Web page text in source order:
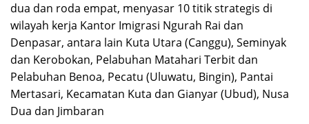
dua dan roda empat, menyasar 10 titik strategis di
wilayah kerja Kantor Imigrasi Ngurah Rai dan
Denpasar, antara lain Kuta Utara (Canggu), Seminyak
dan Kerobokan, Pelabuhan Matahari Terbit dan
Pelabuhan Benoa, Pecatu (Uluwatu, Bingin), Pantai
Mertasari, Kecamatan Kuta dan Gianyar (Ubud), Nusa
Dua dan Jimbaran